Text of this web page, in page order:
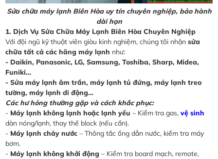
Sửa chữa máy lạnh Biên Hòa uy tín chuyên nghiệp, bảo hành
dài hạn
1. Dịch Vụ Sửa Chữa Máy Lạnh Biên Hòa Chuyên Nghiệp
Với đội ngũ kỹ thuật viên giàu kinh nghiệm, chúng tôi nhậnsửa
chữa tất cả các hãng máy lạnh như:
- Daikin, Panasonic, LG, Samsung, Toshiba, Sharp, Midea,
Funiki…
- Sửa máy lạnh âm trần, máy lạnh tủ đứng, máy lạnh treo
tường, máy lạnh di động…
Các hư hỏng thường gặp và cách khắc phục:
- Máy lạnh không lạnh hoặc lạnh yếu – Kiểm tra gas,vệ sinh
dàn nóng/lạnh, thay thế block (nếu cần).
- Máy lạnh chảy nước – Thông tắc ống dẫn nước, kiểm tra máy
bơm.
- Máy lạnh không khởi động – Kiểm tra board mạch, remote,